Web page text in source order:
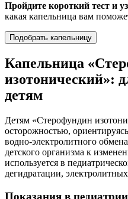
Пройдите короткий тест и
какая капельница вам
Подобрать капельницу
Капельница
изотонический»:
детям
Детям «Стерофундин
осторожностью,
водно-электролитного
детского организма к
используется в
дегидратации,
Показания в педиатрии